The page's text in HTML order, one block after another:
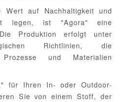
Wert auf Nachhaltigkeit und
legen, ist "Agora" eine
Produktion erfolgt unter
Richtlinien, die
Prozesse und Materialien
für Ihren In- oder Outdoor-
Sie von einem Stoff, der